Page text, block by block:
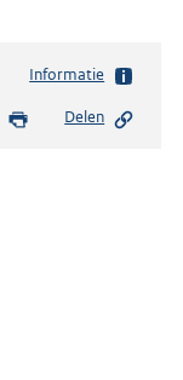
Informatie
Delen